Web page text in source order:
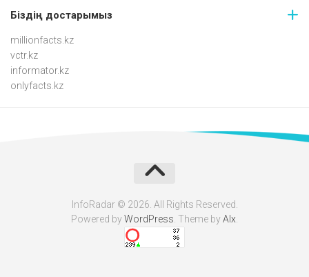
Біздің достарымыз
millionfacts.kz
vctr.kz
informator.kz
onlyfacts.kz
InfoRadar © 2026. All Rights Reserved.
Powered byWordPress . Theme byAlx